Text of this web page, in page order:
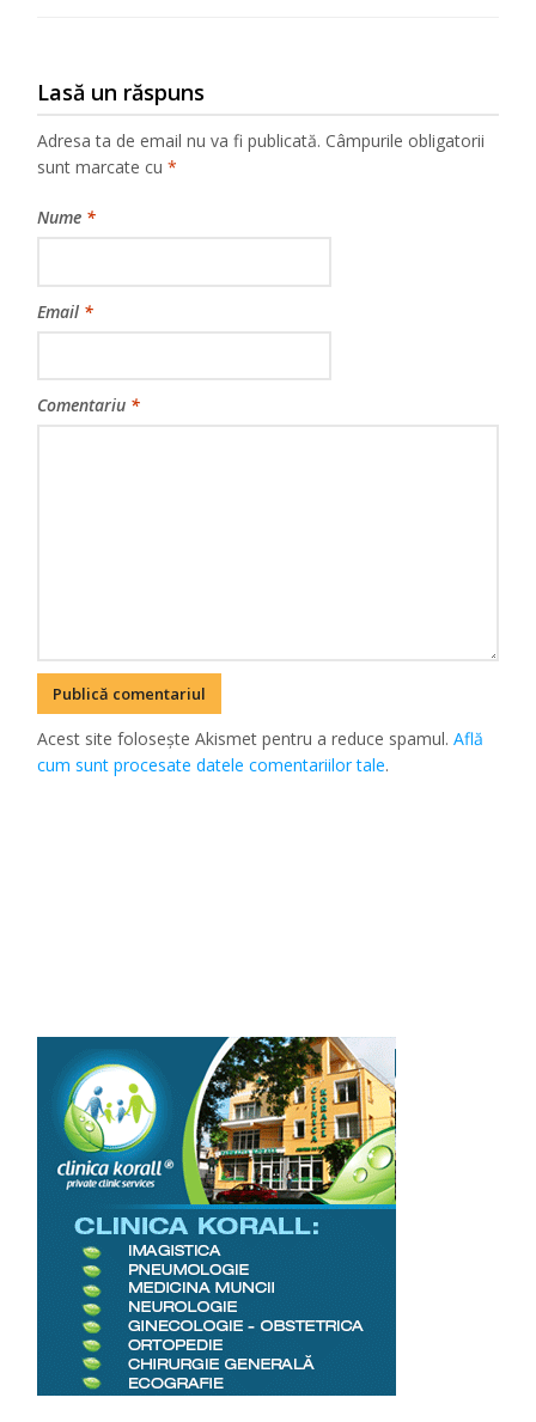
Lasă un răspuns
Adresa ta de email nu va fi publicată. Câmpurile obligatorii
sunt marcate cu*
Nume *
Email *
Comentariu *
Acest site folosește Akismet pentru a reduce spamul.Află
cum sunt procesate datele comentariilor tale.